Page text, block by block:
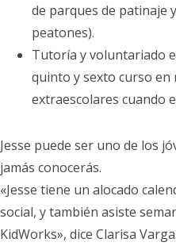
de parques de patinaje
peatones).
Tutoría y voluntariado
quinto y sexto curso
extraescolares cuando
Jesse puede ser uno de los
jamás conocerás.
«Jesse tiene un alocado
social, y también asiste
KidWorks», dice Clarisa